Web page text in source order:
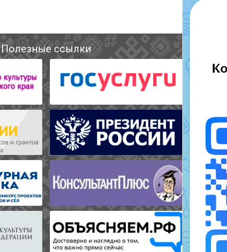
Полезные ссылки